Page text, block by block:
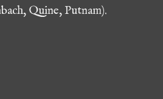
Quine, Putnam).